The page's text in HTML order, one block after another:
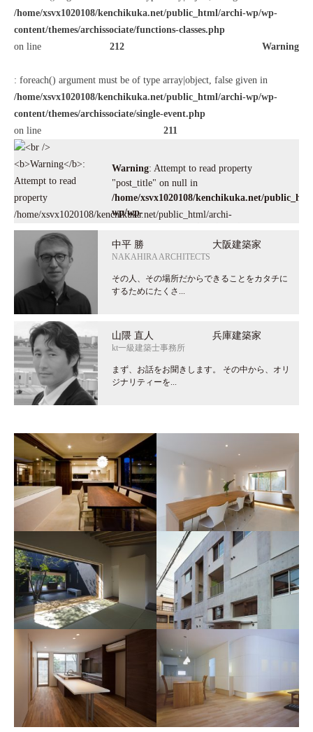
/home/xsvx1020108/kenchikuka.net/public_html/archi-wp/wp-
content/themes/archissociate/functions-classes.php
on line
212 Warning
: foreach() argument must be of type array|object, false given in
/home/xsvx1020108/kenchikuka.net/public_html/archi-wp/wp-
content/themes/archissociate/single-event.php
on line
211
/home/xsvx1020108/kenchikuka.net/public_html/archi-
wp/wp-
content/themes/archissociate/single-
event.php on line
">
Warning: Attempt to read property
"post_title" on null in
/home/xsvx1020108/kenchikuka.net/
wp/wp-
event.php
中平 勝 大阪建築家
NAKAHIRA ARCHITECTS
その人、その場所だからできることをカタチに
するためにたくさ...
山隈 直人 兵庫建築家
kt一級建築士事務所
まず、お話をお聞きします。 その中から、オリ
ジナリティーを...